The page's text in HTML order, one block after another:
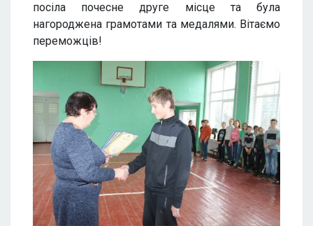
посіла почесне друге місце та була
нагороджена грамотами та медалями. Вітаємо
переможців!